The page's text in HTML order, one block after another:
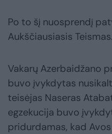
Po to šį nuosprendį
Aukščiausiasis Teismas.
Vakarų Azerbaidžano
buvo įvykdytas
teisėjas Naseras
egzekucija buvo
pridurdamas, kad